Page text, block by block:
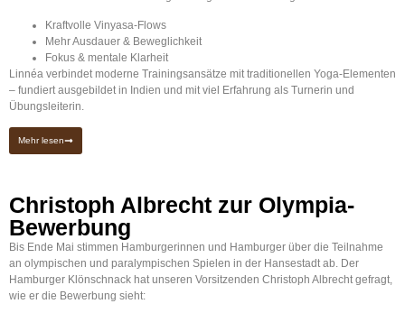
Kraftvolle Vinyasa-Flows
Mehr Ausdauer & Beweglichkeit
Fokus & mentale Klarheit
Linnéa verbindet moderne Trainingsansätze mit traditionellen Yoga-Elementen
– fundiert ausgebildet in Indien und mit viel Erfahrung als Turnerin und
Übungsleiterin.
Mehr lesen
Christoph Albrecht zur Olympia-
Bewerbung
Bis Ende Mai stimmen Hamburgerinnen und Hamburger über die Teilnahme
an olympischen und paralympischen Spielen in der Hansestadt ab. Der
Hamburger Klönschnack hat unseren Vorsitzenden Christoph Albrecht gefragt,
wie er die Bewerbung sieht: